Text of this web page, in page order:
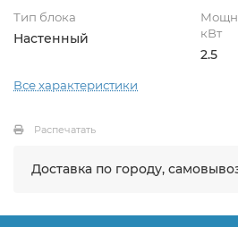
Тип блока
Настенный
кВт
2.5
Все характеристики
Распечатать
Доставка по городу,